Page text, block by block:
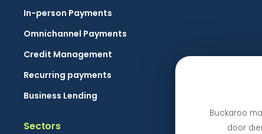
Buckaroo
door
In-person Payments
Omnichannel Payments
Credit Management
Recurring payments
Business Lending
Sectors